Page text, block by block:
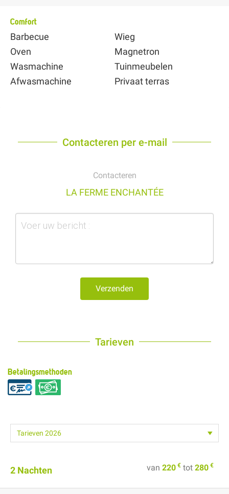
Comfort
Barbecue
Oven
Wasmachine
Afwasmachine
Wieg
Magnetron
Tuinmeubelen
Privaat terras
Contacteren per e-mail
Contacteren
LA FERME ENCHANTÉE
Verzenden
Tarieven
Betalingsmethoden
2 Nachten van 220 € tot 280 €